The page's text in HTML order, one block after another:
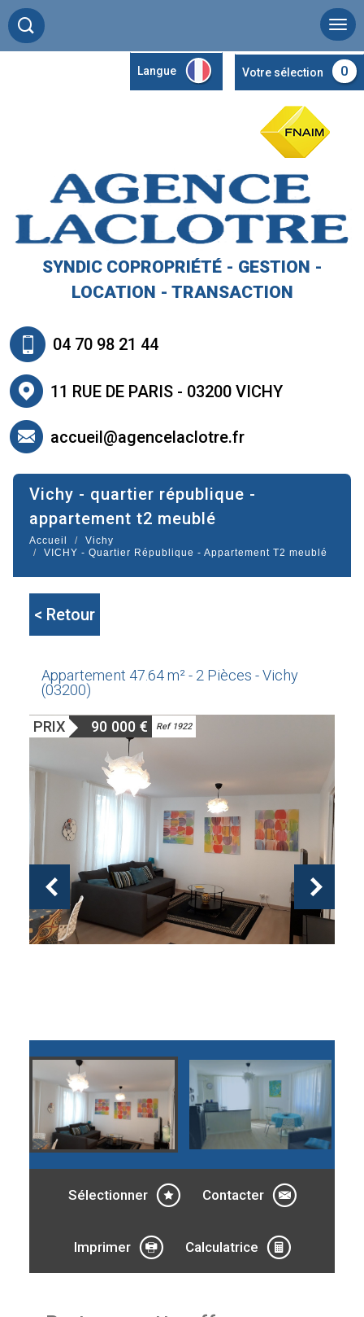
Langue Votre sélection 0
SYNDIC COPROPRIÉTÉ - GESTION -
LOCATION - TRANSACTION
04 70 98 21 44
11 RUE DE PARIS - 03200 VICHY
accueil@agencelaclotre.fr
vichy - quartier république -
appartement t2 meublé
Accueil
Vichy
VICHY - Quartier République - Appartement T2 meublé
< Retour
Appartement 47.64 m² - 2 Pièces - Vichy
(03200)
PRIX 90 000 € Ref 1922
Sélectionner Contacter
Imprimer Calculatrice